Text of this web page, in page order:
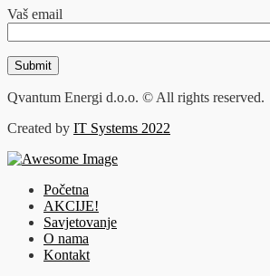
Vaš email
Qvantum Energi d.o.o. © All rights reserved.
Created by IT Systems 2022
Početna
AKCIJE!
Savjetovanje
O nama
Kontakt